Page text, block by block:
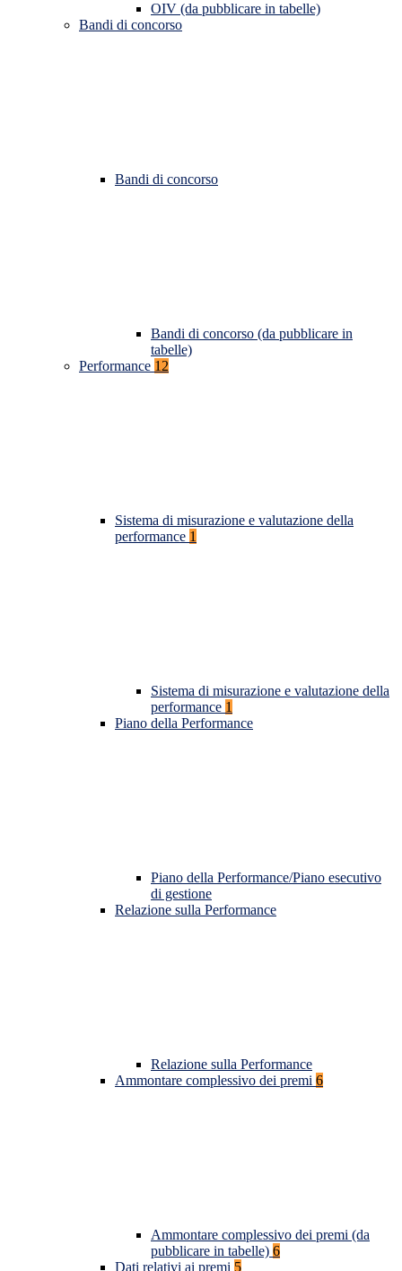
OIV (da pubblicare in tabelle)
Bandi di concorso
Bandi di concorso
Bandi di concorso (da pubblicare in
tabelle)
Performance 12
Sistema di misurazione e valutazione della
performance 1
Sistema di misurazione e valutazione della
performance 1
Piano della Performance
Piano della Performance/Piano esecutivo
di gestione
Relazione sulla Performance
Relazione sulla Performance
Ammontare complessivo dei premi 6
Ammontare complessivo dei premi (da
pubblicare in tabelle) 6
Dati relativi ai premi 5